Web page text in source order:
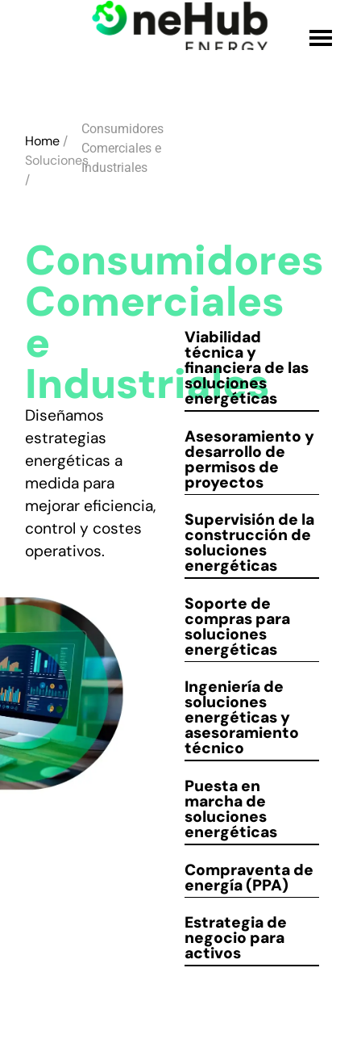
SOLUCIONES
CREDENCIALES
ÚNETE AL EQUIPO
BLOG
CONTACTO
Home /
Soluciones
/
Consumidores
Comerciales e
Industriales
Consumidores
Comerciales
e
Industriales
Diseñamos
estrategias
energéticas a
medida para
mejorar eficiencia,
control y costes
operativos.
Viabilidad
técnica y
financiera de las
soluciones
energéticas
Asesoramiento y
desarrollo de
permisos de
proyectos
Supervisión de la
construcción de
soluciones
energéticas
Soporte de
compras para
soluciones
energéticas
Ingeniería de
soluciones
energéticas y
asesoramiento
técnico
Puesta en
marcha de
soluciones
energéticas
Compraventa de
energía (PPA)
Estrategia de
negociopara
activos